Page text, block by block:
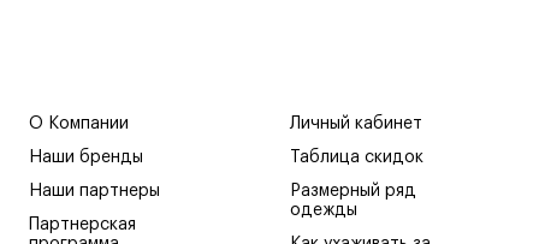
О Компании
Наши бренды
Наши партнеры
Партнерская
Личный кабинет
Таблица скидок
Размерный ряд
одежды